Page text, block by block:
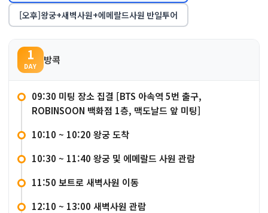
[오후]왕궁+새벽사원+에메랄드사원 반일투어
1
DAY
방콕
09:30 미팅 장소 집결 [BTS 아속역 5번 출구,
ROBINSOON 백화점 1층, 맥도날드 앞 미팅]
10:10 ~ 10:20 왕궁 도착
10:30 ~ 11:40 왕궁 및 에메랄드 사원 관람
11:50 보트로 새벽사원 이동
12:10 ~ 13:00 새벽사원 관람